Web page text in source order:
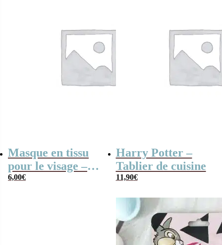
Masque en tissu
pour le visage –
Princesse Jasmine
6,00€
Harry Potter –
Tablier de cuisine
11,90€